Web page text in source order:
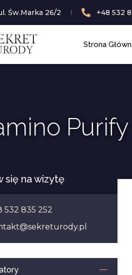
Św.Marka 26/2 +48 532
Strona
Purify
się na wizytę
532 835 252